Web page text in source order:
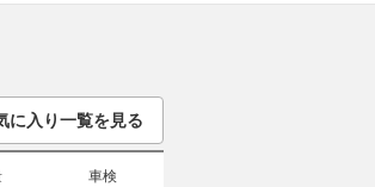
に入り一覧を見る
車検